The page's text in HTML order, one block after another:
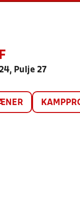
Pulje 27